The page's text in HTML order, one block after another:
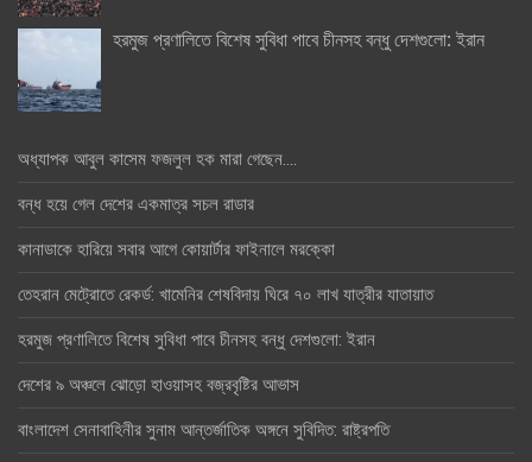
হরমুজ প্রণালিতে বিশেষ সুবিধা পাবে চীনসহ বন্ধু দেশগুলো: ইরান
অধ্যাপক আবুল কাসেম ফজলুল হক মারা গেছেন….
বন্ধ হয়ে গেল দেশের একমাত্র সচল রাডার
কানাডাকে হারিয়ে সবার আগে কোয়ার্টার ফাইনালে মরক্কো
তেহরান মেট্রোতে রেকর্ড: খামেনির শেষবিদায় ঘিরে ৭০ লাখ যাত্রীর যাতায়াত
হরমুজ প্রণালিতে বিশেষ সুবিধা পাবে চীনসহ বন্ধু দেশগুলো: ইরান
দেশের ৯ অঞ্চলে ঝোড়ো হাওয়াসহ বজ্রবৃষ্টির আভাস
বাংলাদেশ সেনাবাহিনীর সুনাম আন্তর্জাতিক অঙ্গনে সুবিদিত: রাষ্ট্রপতি